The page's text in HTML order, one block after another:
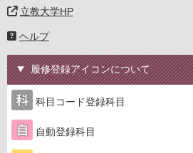
立教大学HP
ヘルプ
履修登録アイコンについて
科目コード登録科目
自動登録科目